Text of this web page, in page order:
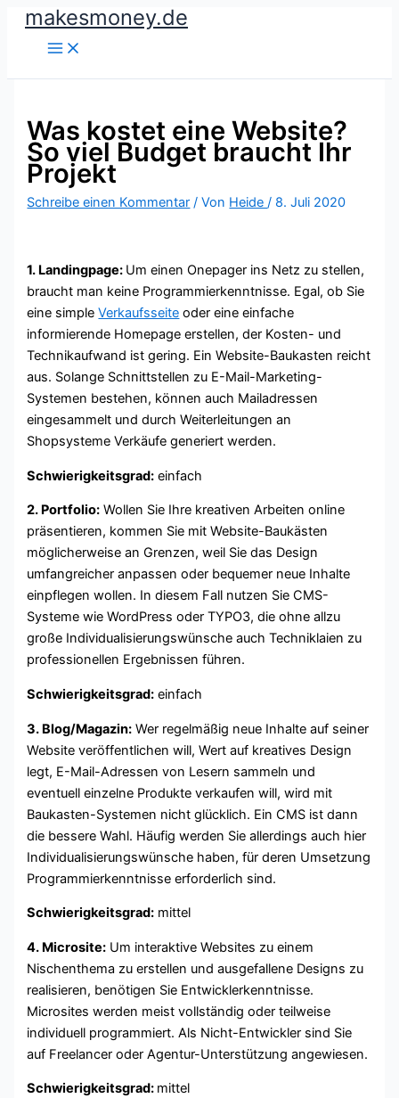
Zummakesmoney.de
Was kostet eine Website?
So viel Budget braucht Ihr
Projekt
Schreibe einen Kommentar / Von Heide/ 8. Juli 2020
1. Landingpage: Um einen Onepager ins Netz zu stellen,
braucht man keine Programmierkenntnisse. Egal, ob Sie
eine simpleVerkaufsseite oder eine einfache
informierende Homepage erstellen, der Kosten- und
Technikaufwand ist gering. Ein Website-Baukasten reicht
aus. Solange Schnittstellen zu E-Mail-Marketing-
Systemen bestehen, können auch Mailadressen
eingesammelt und durch Weiterleitungen an
Shopsysteme Verkäufe generiert werden.
Schwierigkeitsgrad: einfach
2. Portfolio: Wollen Sie Ihre kreativen Arbeiten online
präsentieren, kommen Sie mit Website-Baukästen
möglicherweise an Grenzen, weil Sie das Design
umfangreicher anpassen oder bequemer neue Inhalte
einpflegen wollen. In diesem Fall nutzen Sie CMS-
Systeme wie WordPress oder TYPO3, die ohne allzu
große Individualisierungswünsche auch Techniklaien zu
professionellen Ergebnissen führen.
Schwierigkeitsgrad: einfach
3. Blog/Magazin: Wer regelmäßig neue Inhalte auf seiner
Website veröffentlichen will, Wert auf kreatives Design
legt, E-Mail-Adressen von Lesern sammeln und
eventuell einzelne Produkte verkaufen will, wird mit
Baukasten-Systemen nicht glücklich. Ein CMS ist dann
die bessere Wahl. Häufig werden Sie allerdings auch hier
Individualisierungswünsche haben, für deren Umsetzung
Programmierkenntnisse erforderlich sind.
Schwierigkeitsgrad: mittel
4. Microsite: Um interaktive Websites zu einem
Nischenthema zu erstellen und ausgefallene Designs zu
realisieren, benötigen Sie Entwicklerkenntnisse.
Microsites werden meist vollständig oder teilweise
individuell programmiert. Als Nicht-Entwickler sind Sie
auf Freelancer oder Agentur-Unterstützung angewiesen.
Schwierigkeitsgrad: mittel